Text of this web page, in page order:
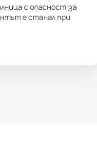
с опасност за
е станал при